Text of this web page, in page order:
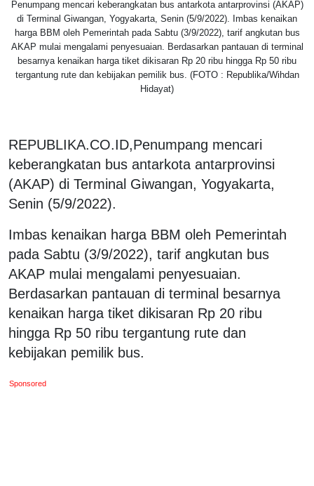
Penumpang mencari keberangkatan bus antarkota antarprovinsi (AKAP)
di Terminal Giwangan, Yogyakarta, Senin (5/9/2022). Imbas kenaikan
harga BBM oleh Pemerintah pada Sabtu (3/9/2022), tarif angkutan bus
AKAP mulai mengalami penyesuaian. Berdasarkan pantauan di terminal
besarnya kenaikan harga tiket dikisaran Rp 20 ribu hingga Rp 50 ribu
tergantung rute dan kebijakan pemilik bus. (FOTO : Republika/Wihdan
Hidayat)
REPUBLIKA.CO.ID,Penumpang mencari
keberangkatan bus antarkota antarprovinsi
(AKAP) di Terminal Giwangan, Yogyakarta,
Senin (5/9/2022).
Imbas kenaikan harga BBM oleh Pemerintah
pada Sabtu (3/9/2022), tarif angkutan bus
AKAP mulai mengalami penyesuaian.
Berdasarkan pantauan di terminal besarnya
kenaikan harga tiket dikisaran Rp 20 ribu
hingga Rp 50 ribu tergantung rute dan
kebijakan pemilik bus.
Sponsored